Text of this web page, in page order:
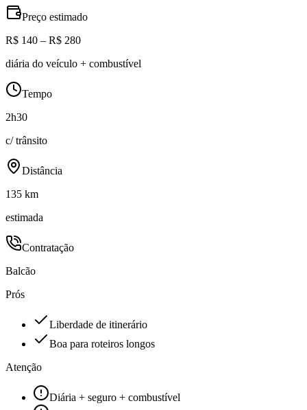
Preço estimado
R$ 140 – R$ 280
diária do veículo + combustível
Tempo
2h30
c/ trânsito
Distância
135 km
estimada
Contratação
Balcão
Prós
Liberdade de itinerário
Boa para roteiros longos
Atenção
Diária + seguro + combustível